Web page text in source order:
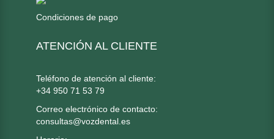
Condiciones de pago
ATENCIÓN AL CLIENTE
Teléfono de atención al cliente:
+34 950 71 53 79
Correo electrónico de contacto:
consultas@vozdental.es